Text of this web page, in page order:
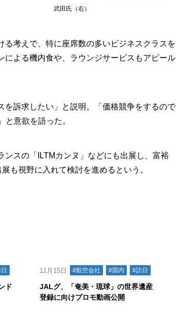
武田氏（右）
考えで、特に座席数の多いビジネスクラスを
よる機内食や、ラウンジサービスもアピール
訴求したい」と説明。「価格競争をするので
意欲を語った。
スの「ILTMカンヌ」などにも出展し、富裕
も視野に入れて検討を進めるという。
ド
11月15日 #航空会社 #国内 #訪日
JALグ、「奄美・琉球」の世界遺産
登録に向けプロモ動画公開